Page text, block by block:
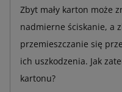
Zbyt mały karton może
nadmierne ściskanie, a
przemieszczanie się
ich uszkodzenia. Jak
kartonu?